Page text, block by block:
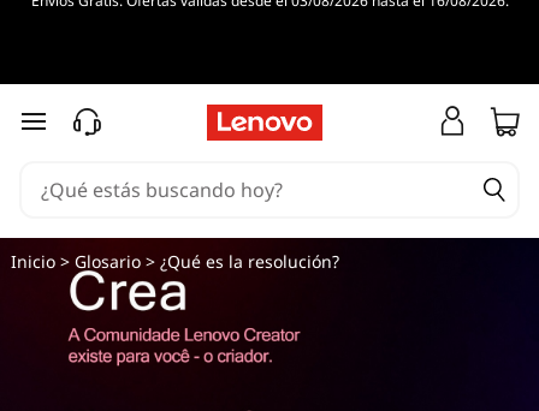
Q
u
e
s
Ir al contenido principal
Inicio> Glosario> ¿Qué es la resolución?